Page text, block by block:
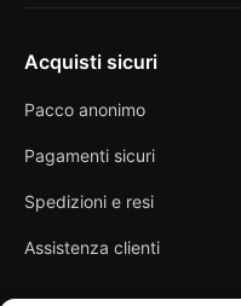
Acquisti sicuri
Pacco anonimo
Pagamenti sicuri
Spedizioni e resi
Assistenza clienti